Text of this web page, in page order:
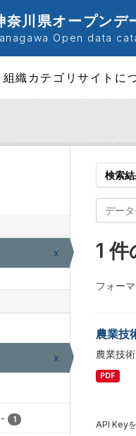
奈川県オープンデ
Open data
組織 カテゴリサイトに
x
x
- 1
検索
1
フォー
農業技
農業技
PDF
API Key